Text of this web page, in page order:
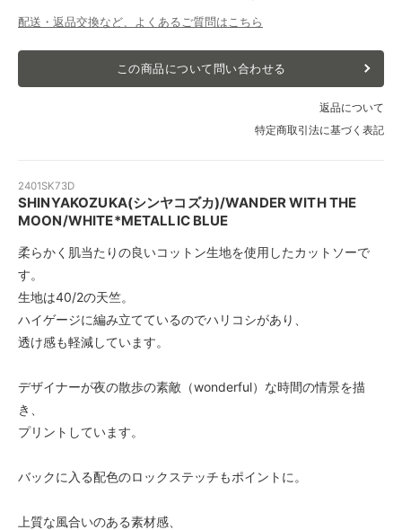
配送・返品交換など、よくあるご質問はこちら
この商品について問い合わせる
返品について
特定商取引法に基づく表記
2401SK73D
SHINYAKOZUKA(シンヤコズカ)/WANDER WITH THE
MOON/WHITE*METALLIC BLUE
柔らかく肌当たりの良いコットン生地を使用したカットソーで
す。
生地は40/2の天竺。
ハイゲージに編み立てているのでハリコシがあり、
透け感も軽減しています。
デザイナーが夜の散歩の素敵（wonderful）な時間の情景を描
き、
プリントしています。
バックに入る配色のロックステッチもポイントに。
上質な風合いのある素材感、